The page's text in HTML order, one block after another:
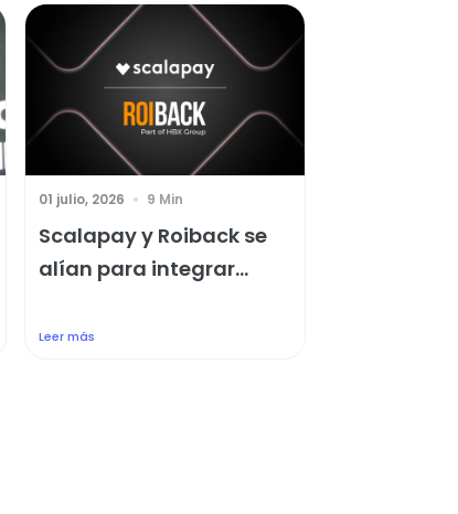
01 julio, 2026 9 Min
Scalapay y Roiback se
alían para integrar...
Leer más